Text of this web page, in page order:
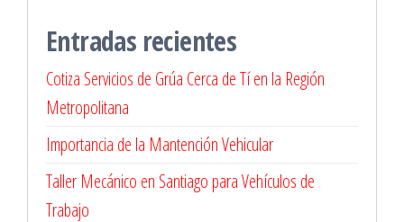
Entradas recientes
Cotiza Servicios de Grúa Cerca de Tí en la Región
Metropolitana
Importancia de la Mantención Vehicular
Taller Mecánico en Santiago para Vehículos de
Trabajo